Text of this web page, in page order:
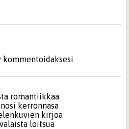
kommentoidaksesi
romantiikkaa
kerronnasa
kirjoa
loitsua